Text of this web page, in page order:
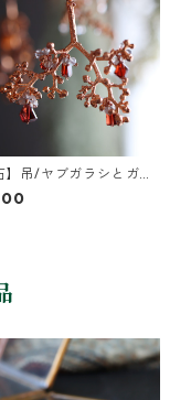
】吊/ヤブガラシとガー